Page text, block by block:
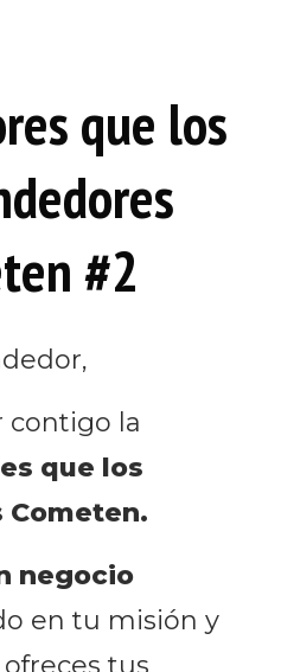
que los
#2
contigo la
que los
Cometen.
negocio
en tu misión y